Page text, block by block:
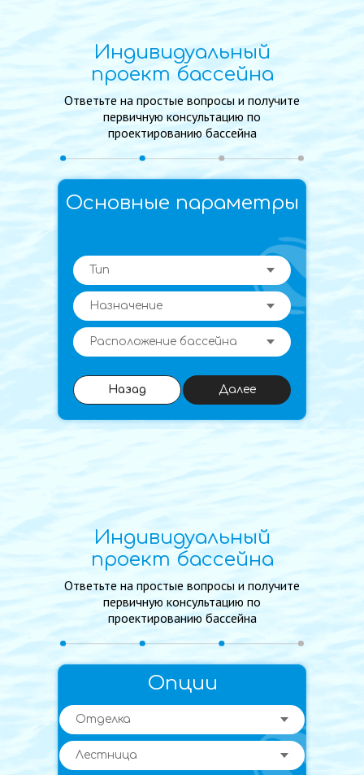
Назад Далее
Основные параметры
Ответьте на простые вопросы и получите
первичную консультацию по
проектированию бассейна
Индивидуальный
проект бассейна
Опции
Ответьте на простые вопросы и получите
первичную консультацию по
проектированию бассейна
Индивидуальный
проект бассейна